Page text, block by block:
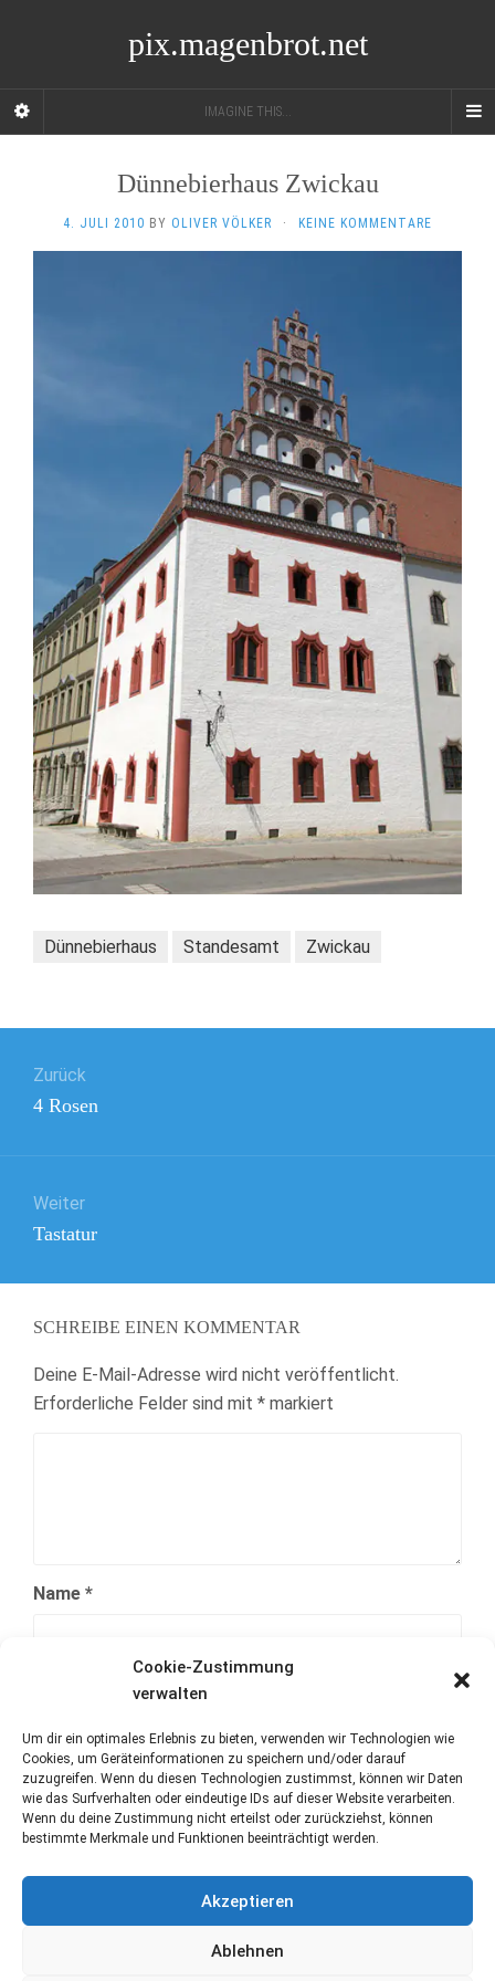
Cookie-Zustimmung
verwalten
Um dir ein optimales Erlebnis zu bieten, verwenden wir Technologien wie
Cookies, um Geräteinformationen zu speichern und/oder darauf
zuzugreifen. Wenn du diesen Technologien zustimmst, können wir Daten
wie das Surfverhalten oder eindeutige IDs auf dieser Website verarbeiten.
Wenn du deine Zustimmung nicht erteilst oder zurückziehst, können
bestimmte Merkmale und Funktionen beeinträchtigt werden.
Akzeptieren
Ablehnen
pix.magenbrot.net
IMAGINE THIS...
Dünnebierhaus Zwickau
4. JULI 2010 BY OLIVER VÖLKER · KEINE KOMMENTARE
Dünnebierhaus Standesamt Zwickau
Zurück
Vorheriger
4 Rosen
Weiter
Nächster
Tastatur
SCHREIBE EINEN KOMMENTAR
Deine E-Mail-Adresse wird nicht veröffentlicht.
Erforderliche Felder sind mit * markiert
Name *
E-Mail-Adresse*
Website